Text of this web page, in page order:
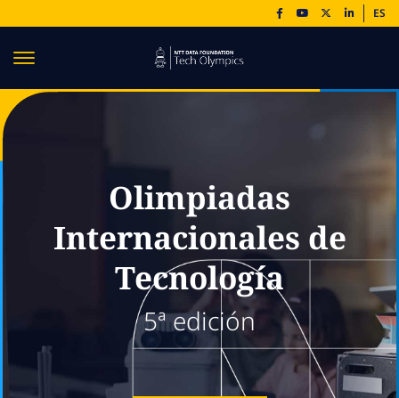
ES
Olimpiadas
Internacionales de
Tecnología
5ª edición